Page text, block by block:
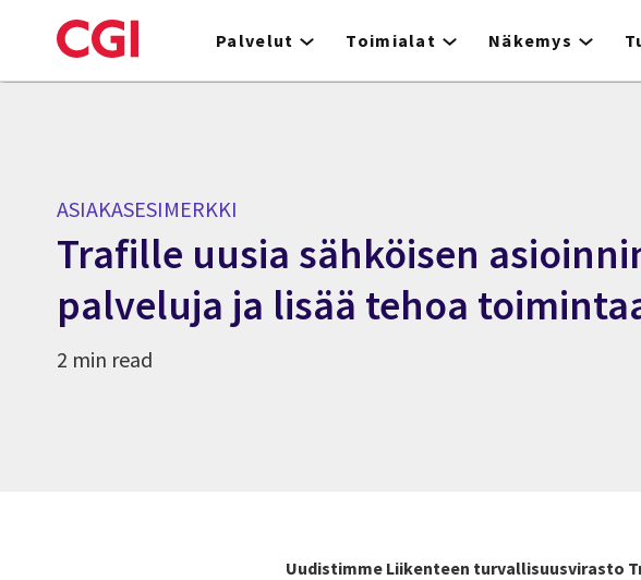
to
Palvelut Toimialat Näkemys
ASIAKASESIMERKKI
Trafille uusia sähköisen
palveluja ja lisää tehoa
2 min read
Uudistimme Liikenteen turvallisuusvirasto